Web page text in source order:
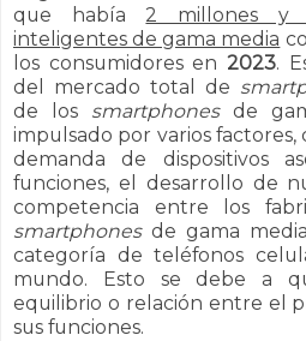
que había 2 millones y
inteligentes de gama media
los consumidores en2023.
del mercado total de
de los smartphonesde
impulsado por varios
demanda de dispositivos
funciones, el desarrollo de
competencia entre los
smartphonesde gama
categoría de teléfonos
mundo. Esto se debe a
equilibrio o relación entre el
sus funciones.